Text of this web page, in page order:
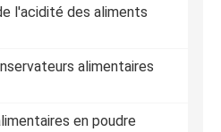
l'acidité des aliments
alimentaires
en poudre